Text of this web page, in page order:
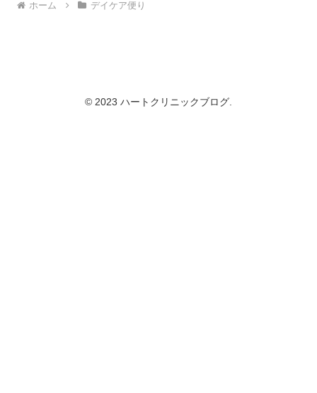
ホーム デイケア便り
© 2023 ハートクリニックブログ.